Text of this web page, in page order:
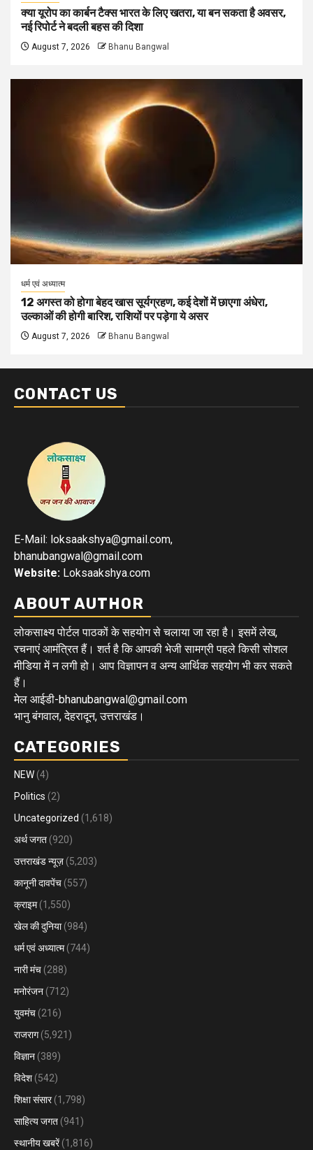
क्या यूरोप का कार्बन टैक्स भारत के लिए खतरा, या बन सकता है अवसर,
नई रिपोर्ट ने बदली बहस की दिशा
August 7, 2026 Bhanu Bangwal
धर्म एवं अध्यात्म
12 अगस्त को होगा बेहद खास सूर्यग्रहण, कई देशों में छाएगा अंधेरा,
उल्काओं की होगी बारिश, राशियों पर पड़ेगा ये असर
August 7, 2026 Bhanu Bangwal
CONTACT US
E-Mail: loksaakshya@gmail.com,
bhanubangwal@gmail.com
Website: Loksaakshya.com
ABOUT AUTHOR
लोकसाक्ष्य पोर्टल पाठकों के सहयोग से चलाया जा रहा है। इसमें लेख,
रचनाएं आमंत्रित हैं। शर्त है कि आपकी भेजी सामग्री पहले किसी सोशल
मीडिया में न लगी हो। आप विज्ञापन व अन्य आर्थिक सहयोग भी कर सकते
हैं।
मेल आईडी-bhanubangwal@gmail.com
भानु बंगवाल, देहरादून, उत्तराखंड।
CATEGORIES
NEW (4)
Politics (2)
Uncategorized (1,618)
अर्थ जगत (920)
उत्तराखंड न्यूज़ (5,203)
कानूनी दावपेंच (557)
क्राइम(1,550)
खेल की दुनिया(984)
धर्म एवं अध्यात्म(744)
नारी मंच (288)
मनोरंजन (712)
युवमंच (216)
राजराग(5,921)
विज्ञान (389)
विदेश (542)
शिक्षा संसार(1,798)
साहित्य जगत (941)
स्थानीय खबरें(1,816)